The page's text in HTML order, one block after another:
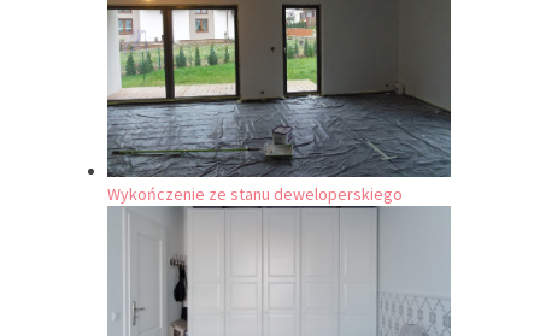
Wykończenie ze stanu deweloperskiego